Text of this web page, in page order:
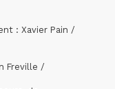
: Xavier Pain /
Freville /